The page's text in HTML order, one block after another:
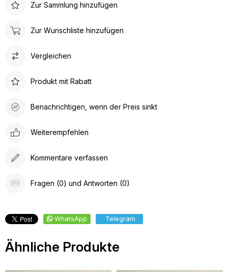
Zur Sammlung hinzufügen
Zur Wunschliste hinzufügen
Vergleichen
Produkt mit Rabatt
Benachrichtigen, wenn der Preis sinkt
Weiterempfehlen
Kommentare verfassen
Fragen (0) und Antworten (0)
WhatsApp Telegram
Ähnliche Produkte